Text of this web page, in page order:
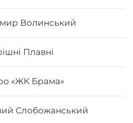
Волинський
Плавні
«ЖК Брама»
Слобожанський